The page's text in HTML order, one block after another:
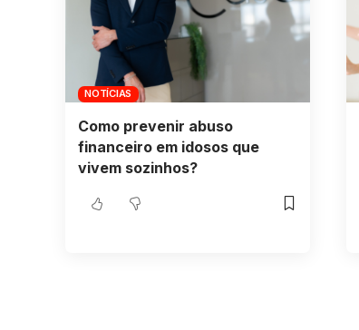
NOTÍCIAS
Como prevenir abuso
financeiro em idosos que
vivem sozinhos?